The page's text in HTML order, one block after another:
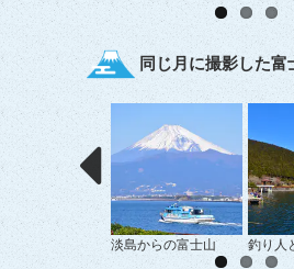
同じ月に撮影した富
淡島からの富士山 釣り人